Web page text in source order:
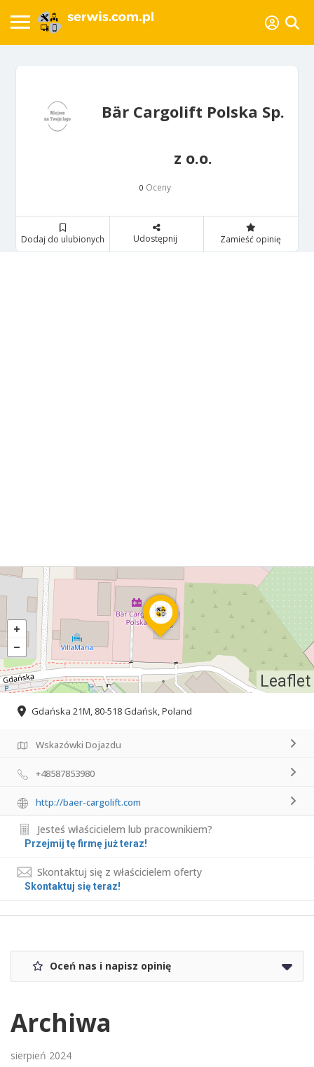
Bär Cargolift Polska Sp.
z o.o.
0 Oceny
Dodaj do ulubionych Udostępnij Zamieść opinię
Leaflet
Gdańska 21M, 80-518 Gdańsk, Poland
Wskazówki Dojazdu
+48587853980
http://baer-cargolift.com
Jesteś właścicielem lub pracownikiem?
Przejmij tę firmę już teraz!
Skontaktuj się z właścicielem oferty
Skontaktuj się teraz!
Oceń nas i napisz opinię
Archiwa
sierpień 2024